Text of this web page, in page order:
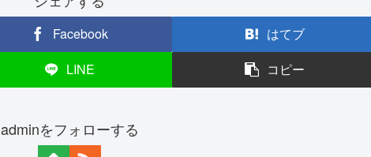
Facebook
はてブ
LINE コピー
adminをフォローする